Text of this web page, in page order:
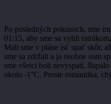
Po posledných pokusoch, sme
01:15, aby sme sa vyhli
Mali sme v pláne ísť spať skôr,
sme sa zdržali a ja osobne som
sme všetci boli nevyspatí,
okolo -1°C. Proste romantika,